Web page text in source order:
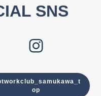
SNS
Instagram
op